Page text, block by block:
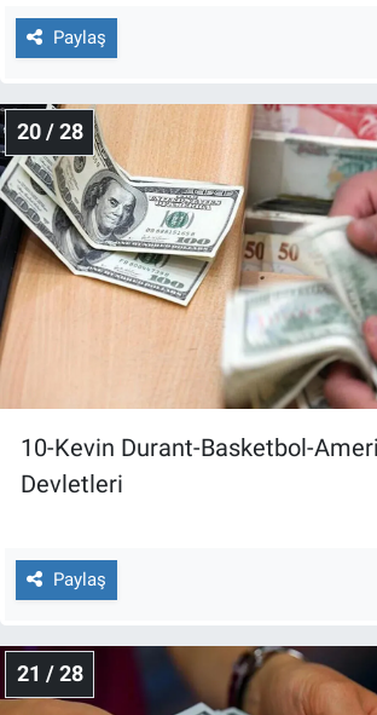
Paylaş
20 / 28
10-Kevin Durant-Basketbol-
Devletleri
Paylaş
21 / 28